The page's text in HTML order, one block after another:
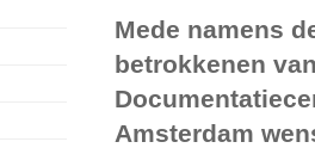
Mede namens
betrokkenen
Amsterdam